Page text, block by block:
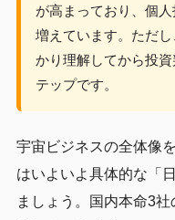
が高まっており、個
増えています。ただ
かり理解してから投
テップです。
宇宙ビジネスの全体像
はいよいよ具体的な「
ましょう。国内本命3